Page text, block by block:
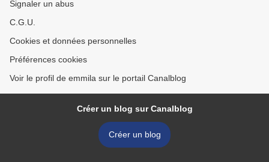
Signaler un abus
C.G.U.
Cookies et données personnelles
Préférences cookies
Voir le profil de emmila sur le portail Canalblog
Créer un blog sur Canalblog
Créer un blog